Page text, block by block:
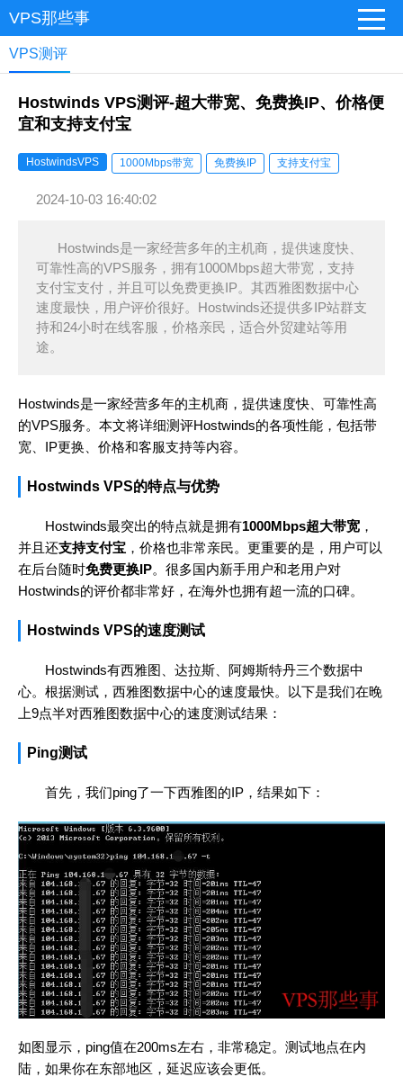
VPS那些事
VPS测评
Hostwinds VPS测评-超大带宽、免费换IP、价格便
宜和支持支付宝
HostwindsVPS 1000Mbps带宽 免费换IP 支持支付宝
2024-10-03 16:40:02
Hostwinds是一家经营多年的主机商，提供速度快、
可靠性高的VPS服务，拥有1000Mbps超大带宽，支持
支付宝支付，并且可以免费更换IP。其西雅图数据中心
速度最快，用户评价很好。Hostwinds还提供多IP站群支
持和24小时在线客服，价格亲民，适合外贸建站等用
途。
Hostwinds是一家经营多年的主机商，提供速度快、可靠性高
的VPS服务。本文将详细测评Hostwinds的各项性能，包括带
宽、IP更换、价格和客服支持等内容。
Hostwinds VPS的特点与优势
Hostwinds最突出的特点就是拥有1000Mbps超大带宽 ，
并且还支持支付宝 ，价格也非常亲民。更重要的是，用户可以
在后台随时免费更换IP。很多国内新手用户和老用户对
Hostwinds的评价都非常好，在海外也拥有超一流的口碑。
Hostwinds VPS的速度测试
Hostwinds有西雅图、达拉斯、阿姆斯特丹三个数据中
心。根据测试，西雅图数据中心的速度最快。以下是我们在晚
上9点半对西雅图数据中心的速度测试结果：
Ping测试
首先，我们ping了一下西雅图的IP，结果如下：
如图显示，ping值在200ms左右，非常稳定。测试地点在内
陆，如果你在东部地区，延迟应该会更低。